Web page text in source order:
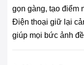
gọn gàng, tạo điểm
Điện thoại giữ lại
giúp mọi bức ảnh